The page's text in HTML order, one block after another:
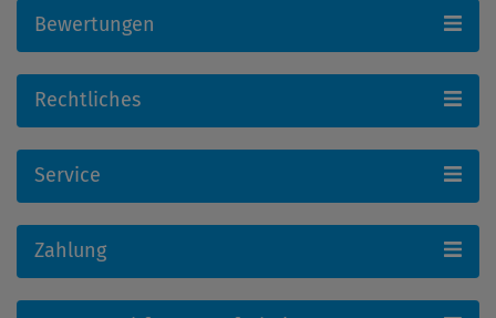
Bewertungen
Rechtliches
Service
Zahlung